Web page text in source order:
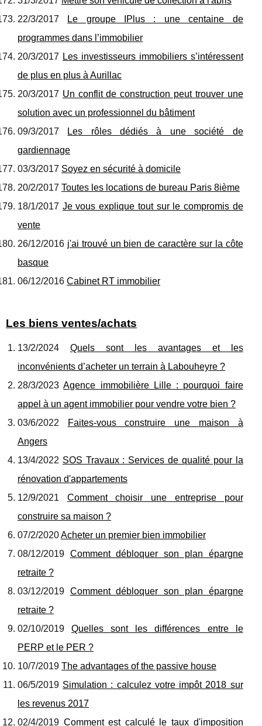
22/3/2017
Le groupe IPlus : une centaine de
programmes dans l’immobilier
20/3/2017 Les investisseurs immobiliers s’intéressent
de plus en plus à Aurillac
20/3/2017 Un conflit de construction peut trouver une
solution avec un professionnel du bâtiment
09/3/2017
Les rôles dédiés à une société de
gardiennage
03/3/2017 Soyez en sécurité à domicile
20/2/2017 Toutes les locations de bureau Paris 8ième
18/1/2017 Je vous explique tout sur le compromis de
vente
26/12/2016 j'ai trouvé un bien de caractère sur la côte
basque
06/12/2016 Cabinet RT immobilier
Les biens ventes/achats
13/2/2024 Quels sont les avantages et les
inconvénients d’acheter un terrain à Labouheyre ?
28/3/2023Agence immobilière Lille : pourquoi faire
appel à un agent immobilier pour vendre votre bien ?
03/6/2022
Faites-vous construire une maison à
Angers
13/4/2022 SOS Travaux : Services de qualité pour la
rénovation d'appartements
12/9/2021 Comment choisir une entreprise pour
construire sa maison ?
07/2/2020Acheter un premier bien immobilier
08/12/2019 Comment débloquer son plan épargne
retraite ?
03/12/2019 Comment débloquer son plan épargne
retraite ?
02/10/2019Quelles sont les différences entre le
PERP et le PER ?
10/7/2019 The advantages of the passive house
06/5/2019 Simulation : calculez votre impôt 2018 sur
les revenus 2017
02/4/2019 Comment est calculé le taux d'imposition